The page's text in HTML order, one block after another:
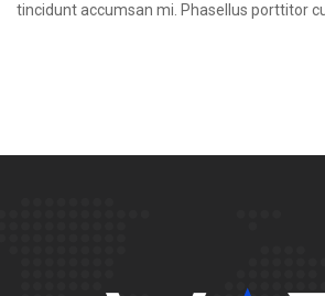
tincidunt accumsan mi. Phasellus porttitor